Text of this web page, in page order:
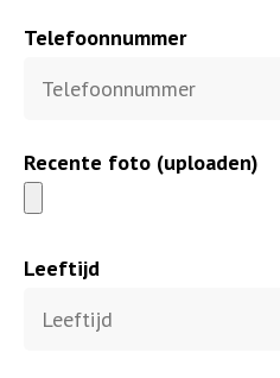
Telefoonnummer
Recente foto (uploaden)
Leeftijd